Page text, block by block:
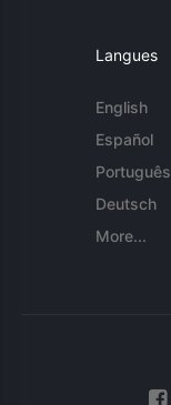
Langues
English
Español
Português
Deutsch
More...